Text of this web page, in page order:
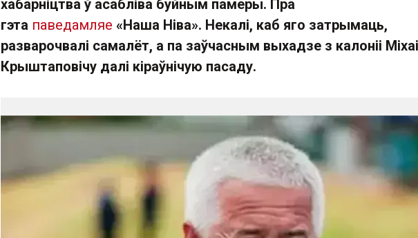
хабарніцтва ў асабліва буйным памеры. Пра
гэта паведамляе «Наша Ніва». Некалі, каб яго затрымаць,
разварочвалі самалёт, а па заўчасным выхадзе з калоніі
Крыштаповічу далі кіраўнічую пасаду.